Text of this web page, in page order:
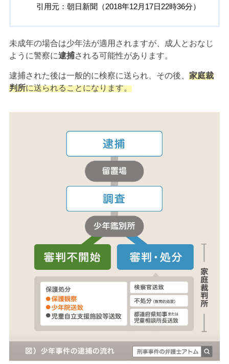
引用元：朝日新聞（2018年12月17日22時36分）
未成年の場合は少年法が適用されますが、成人とおなじ
ように警察に逮捕される可能性があります。
逮捕された後は一般的に検察に送られ、その後、 家庭裁
判所に送られることになります。